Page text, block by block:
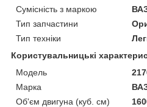
Сумісність з маркою
Тип запчастини
Тип техніки
Користувальницькі
Мoдель
Марка
Об'єм двигуна (куб. см)